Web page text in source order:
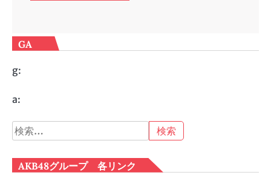
GA
g:
a:
検
索:
AKB48グループ 各リンク